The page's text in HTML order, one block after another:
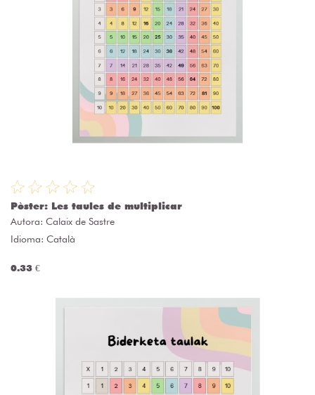
Pòster: Les taules de multiplicar
Autora: Calaix de Sastre
Idioma: Català
0.33 €